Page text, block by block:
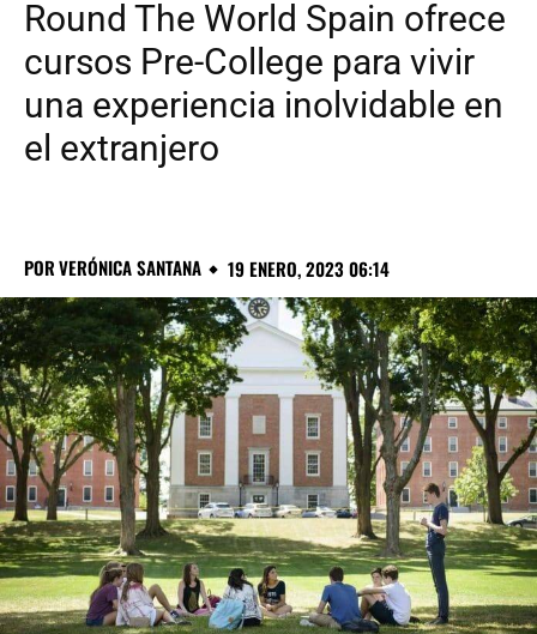
Round The World Spain ofrece
cursos Pre-College para vivir
una experiencia inolvidable en
el extranjero
PORVERÓNICA SANTANA 19 ENERO, 2023 06:14